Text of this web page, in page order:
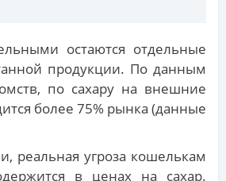
остаются отдельные
продукции. По данным
по сахару на внешние
более 75% рынка (данные
реальная угроза кошелькам
в ценах на сахар.